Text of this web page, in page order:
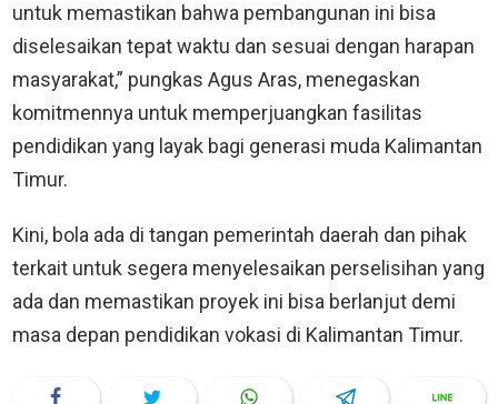
untuk memastikan bahwa pembangunan ini bisa
diselesaikan tepat waktu dan sesuai dengan harapan
masyarakat,” pungkas Agus Aras, menegaskan
komitmennya untuk memperjuangkan fasilitas
pendidikan yang layak bagi generasi muda Kalimantan
Timur.
Kini, bola ada di tangan pemerintah daerah dan pihak
terkait untuk segera menyelesaikan perselisihan yang
ada dan memastikan proyek ini bisa berlanjut demi
masa depan pendidikan vokasi di Kalimantan Timur.